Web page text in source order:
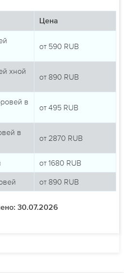
Цена
от 590 RUB
хной
от 890 RUB
в
от 495 RUB
в
от 2870 RUB
от 1680 RUB
от 890 RUB
30.07.2026